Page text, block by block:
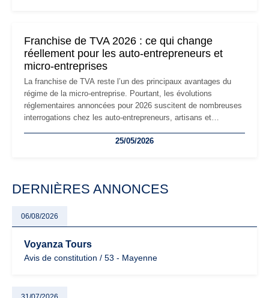
Franchise de TVA 2026 : ce qui change
réellement pour les auto-entrepreneurs et
micro-entreprises
La franchise de TVA reste l’un des principaux avantages du
régime de la micro-entreprise. Pourtant, les évolutions
réglementaires annoncées pour 2026 suscitent de nombreuses
interrogations chez les auto-entrepreneurs, artisans et
facturation ou risque de bascule vers la TVA : les règles
25/05/2026
DERNIÈRES ANNONCES
06/08/2026
Voyanza Tours
Avis de constitution / 53 - Mayenne